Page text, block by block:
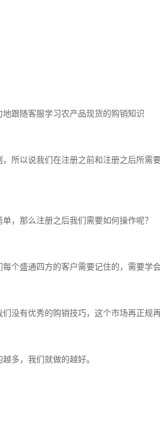
跟随客服学习农产品现货的购销知识
所以说我们在注册之前和注册之后所需
，那么注册之后我们需要如何操作呢？
个盛通四方的客户需要记住的，需要学
没有优秀的购销技巧，这个市场再正规
多，我们就做的越好。